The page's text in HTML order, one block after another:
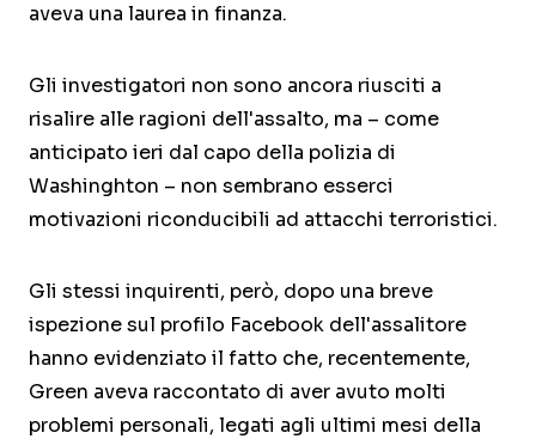
aveva una laurea in finanza.
Gli investigatori non sono ancora riusciti a
risalire alle ragioni dell'assalto, ma – come
anticipato ieri dal capo della polizia di
Washinghton – non sembrano esserci
motivazioni riconducibili ad attacchi terroristici.
Gli stessi inquirenti, però, dopo una breve
ispezione sul profilo Facebook dell'assalitore
hanno evidenziato il fatto che, recentemente,
Green aveva raccontato di aver avuto molti
problemi personali, legati agli ultimi mesi della